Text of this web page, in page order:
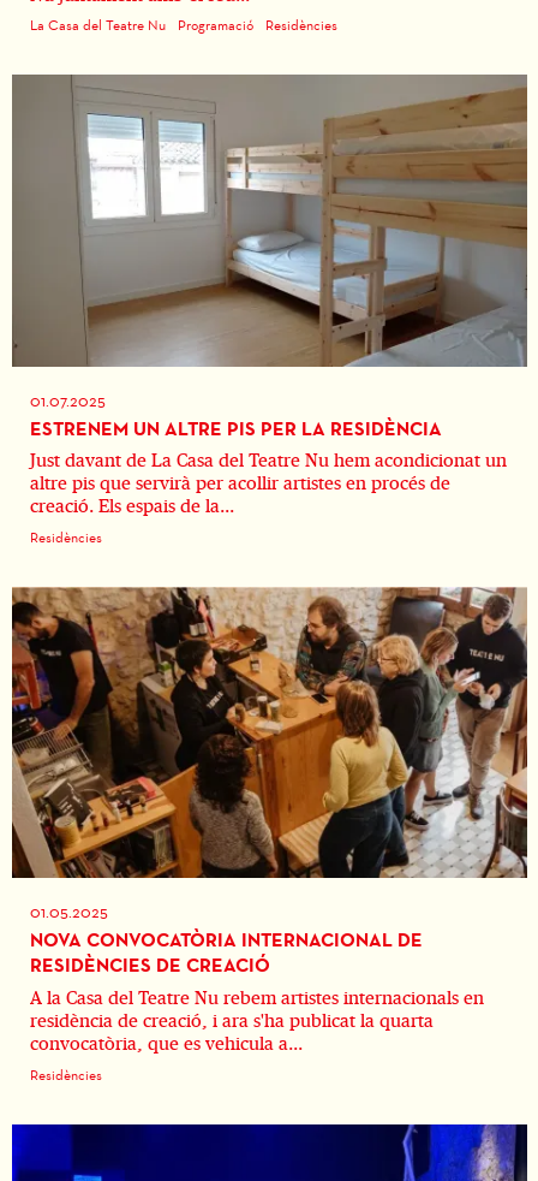
La Casa del Teatre Nu Programació Residències
01.07.2025
ESTRENEM UN ALTRE PIS PER LA RESIDÈNCIA
Just davant de La Casa del Teatre Nu hem acondicionat un
altre pis que servirà per acollir artistes en procés de
creació. Els espais de la...
Residències
01.05.2025
NOVA CONVOCATÒRIA INTERNACIONAL DE
RESIDÈNCIES DE CREACIÓ
A la Casa del Teatre Nu rebem artistes internacionals en
residència de creació, i ara s'ha publicat la quarta
convocatòria, que es vehicula a...
Residències